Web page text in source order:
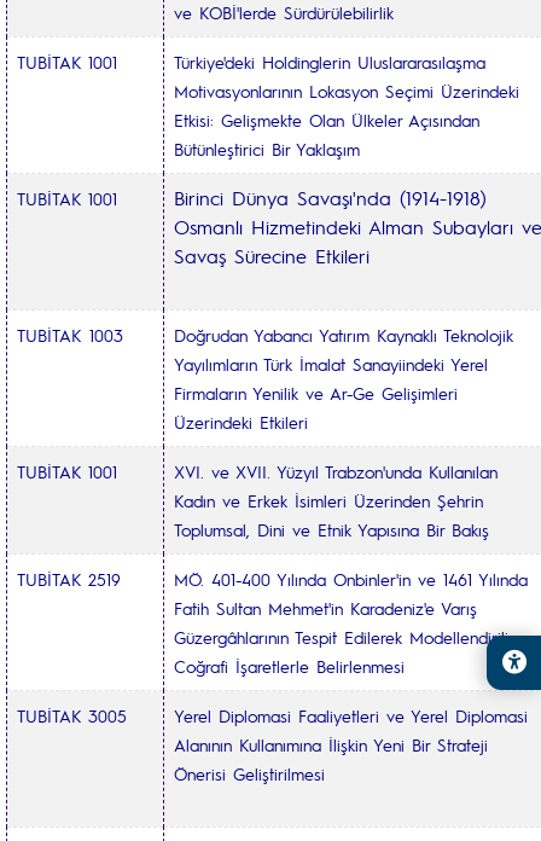
ve KOBİ'lerde Sürdürülebilirlik
TUBİTAK 1001
Türkiye'deki Holdinglerin Uluslararasılaşma
Motivasyonlarının Lokasyon Seçimi Üzerindeki
Etkisi: Gelişmekte Olan Ülkeler Açısından
Bütünleştirici Bir Yaklaşım
TUBİTAK 1001
Birinci Dünya Savaşı'nda (1914-1918)
Osmanlı Hizmetindeki Alman Subayları ve
Savaş Sürecine Etkileri
TUBİTAK 1003
Doğrudan Yabancı Yatırım Kaynaklı Teknolojik
Yayılımların Türk İmalat Sanayiindeki Yerel
Firmaların Yenilik ve Ar-Ge Gelişimleri
Üzerindeki Etkileri
TUBİTAK 1001
XVI. ve XVII. Yüzyıl Trabzon'unda Kullanılan
Kadın ve Erkek İsimleri Üzerinden Şehrin
Toplumsal, Dini ve Etnik Yapısına Bir Bakış
TUBİTAK 2519
MÖ. 401-400 Yılında Onbinler'in ve 1461 Yılında
Fatih Sultan Mehmet'in Karadeniz'e Varış
Güzergâhlarının Tespit Edilerek Modellendirilip
Coğrafi İşaretlerle Belirlenmesi
TUBİTAK 3005
Yerel Diplomasi Faaliyetleri ve Yerel Diplomasi
Alanının Kullanımına İlişkin Yeni Bir Strateji
Önerisi Geliştirilmesi